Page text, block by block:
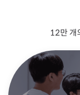
12만 개